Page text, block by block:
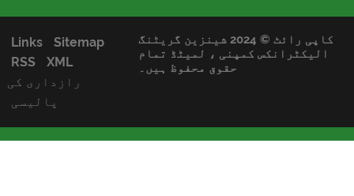
کاپی رائٹ © 2024 شینزین گریٹنگ
کمپنی ، لمیٹڈ تمام
حقوق محفوظ ہیں۔
Links
Sitemap
RSS
رازداری کی
پالیسی